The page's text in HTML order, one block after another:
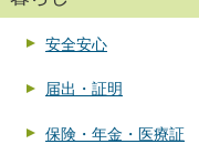
安全安心
届出・証明
保険・年金・医療証